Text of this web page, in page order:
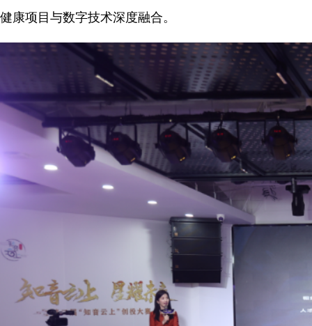
健康项目与数字技术深度融合。